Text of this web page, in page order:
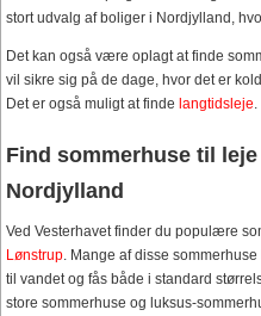
stort udvalg af boliger i Nordjylland,
Det kan også være oplagt at finde
vil sikre sig på de dage, hvor det er
Det er også muligt at finde langtidsleje
Find sommerhuse til
Nordjylland
Ved Vesterhavet finder du populære
Lønstrup . Mange af disse
til vandet og fås både i standard
store sommerhuse og luksus-